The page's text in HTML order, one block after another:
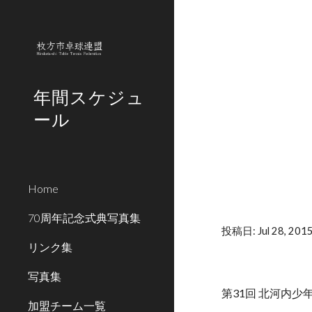
年間スケジュ
ール
Home
70周年記念式典写真集
リンク集
写真集
加盟チーム一覧
投稿日: Jul 28,
第31回 北河内